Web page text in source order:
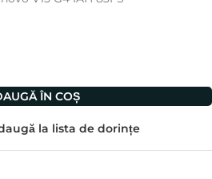
ÎN COȘ
la lista de dorințe